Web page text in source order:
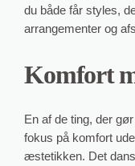
du både får styles,
arrangementer og
Komfort
En af de ting, der gør
fokus på komfort
æstetikken. Det